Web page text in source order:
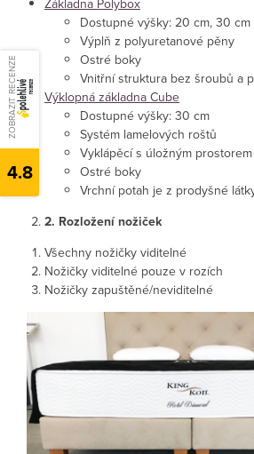
Základna Polybox
Dostupné výšky: 20 cm, 30 cm
Výplň z polyuretanové pěny
Ostré boky
Vnitřní struktura bez šroubů a
Výklopná základna Cube
Dostupné výšky: 30 cm
Systém lamelových roštů
Vyklápěcí s úložným prostorem
Ostré boky
Vrchní potah je z prodyšné
2. Rozložení nožiček
Všechny nožičky viditelné
Nožičky viditelné pouze v rozích
Nožičky zapuštěné/neviditelné
ZOBRAZIT RECENZE
4.8